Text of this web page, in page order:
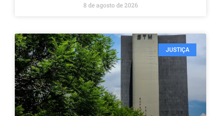
8 de agosto de 2026
JUSTIÇA